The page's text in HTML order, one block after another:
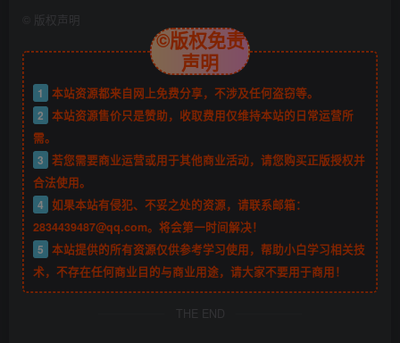
版权声明
©版权免责
声明
1
本站资源都来自网上免费分享，不涉及任何盗窃等。
2 本站资源售价只是赞助，收取费用仅维持本站的日常运营所
需。
3 若您需要商业运营或用于其他商业活动，请您购买正版授权并
合法使用。
4 如果本站有侵犯、不妥之处的资源，请联系邮箱：
2834439487@qq.com。将会第一时间解决！
5 本站提供的所有资源仅供参考学习使用，帮助小白学习相关技
术，不存在任何商业目的与商业用途，请大家不要用于商用！
THE END